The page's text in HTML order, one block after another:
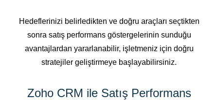
Hedeflerinizi belirledikten ve doğru araçları seçtikten
sonra satış performans göstergelerinin sunduğu
avantajlardan yararlanabilir, işletmeniz için doğru
stratejiler geliştirmeye başlayabilirsiniz.
Zoho CRM ile Satış Performans